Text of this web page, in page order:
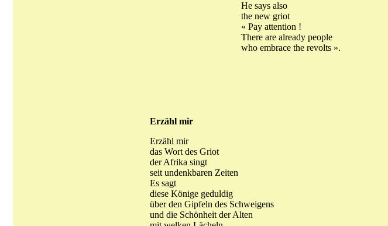
He says also
the new griot
« Pay attention !
There are already people
who embrace the revolts ».
Erzähl mir
Erzähl mir
das Wort des Griot
der Afrika singt
seit undenkbaren Zeiten
Es sagt
diese Könige geduldig
über den Gipfeln des Schweigens
und die Schönheit der Alten